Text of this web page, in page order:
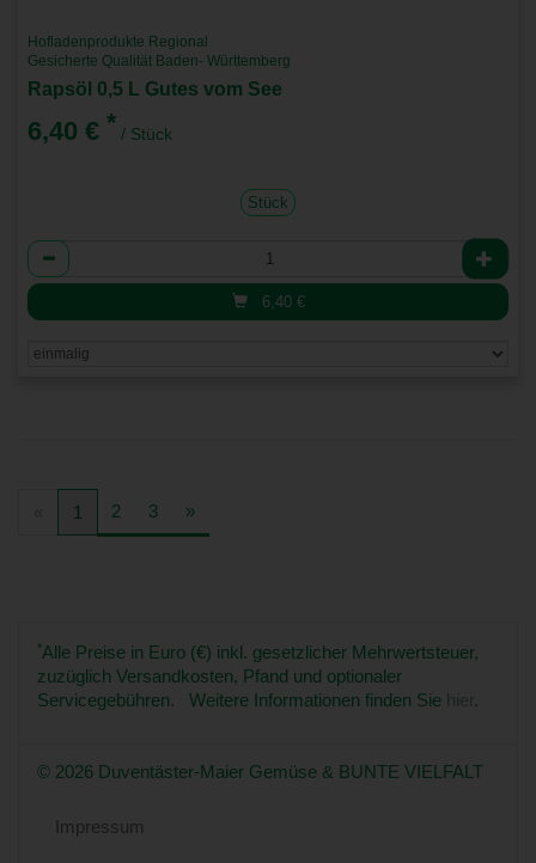
Hofladenprodukte Regional
Gesicherte Qualität Baden- Württemberg
Rapsöl 0,5 L Gutes vom See
6,40 € * / Stück
Stück
Anzahl
6,40 €
1 2 3 »
*Alle Preise in Euro (€) inkl. gesetzlicher Mehrwertsteuer,
zuzüglich Versandkosten, Pfand und optionaler
Servicegebühren. Weitere Informationen finden Sie hier.
© 2026 Duventäster-Maier Gemüse & BUNTE VIELFALT
Impressum